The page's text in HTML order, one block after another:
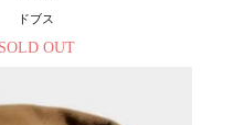
ドブス
SOLD OUT